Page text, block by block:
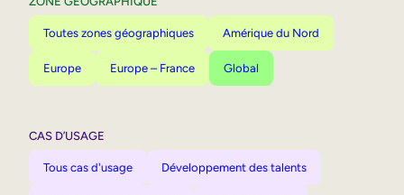
Toutes zones géographiques Amérique du Nord
Europe Europe – France Global
CAS D’USAGE
Tous cas d'usage Développement des talents